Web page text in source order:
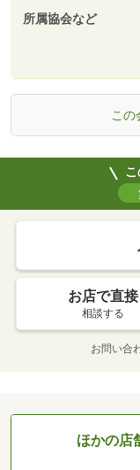
所属協会など
この
お店で直接
相談する
お問い合
ほかの店